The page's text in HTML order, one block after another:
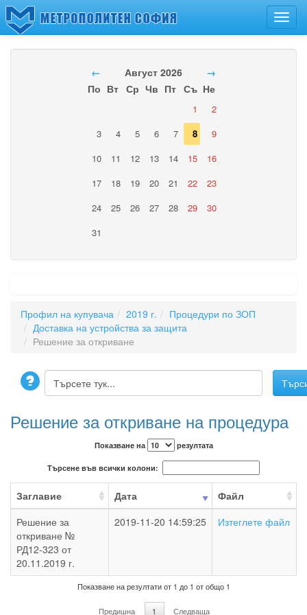
← Август 2026
→
По Вт Ср Чв Пт Съ Не
1
2
3
4 5 6 7 8
9
10
11 12 13 14 15
16
17
18 19 20 21 22
23
24
25 26 27 28 29
30
31
Профил на купувача 2019 г.
Процедури по ЗОП
Доставка на устройства за защита
Решение за откриване
Решение за откриване на процедура
Показване на резултата
Търсене във всички колони:
Заглавие Дата
Файл
Решение за
откриване №
РД12-323 от
20.11.2019 г.
2019-11-20 14:59:25 Изтеглете файл
Показване на резултати от 1 до 1 от общо 1
Предишна 1 Следваща